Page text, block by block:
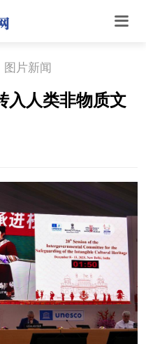
图片新闻
入人类非物质文